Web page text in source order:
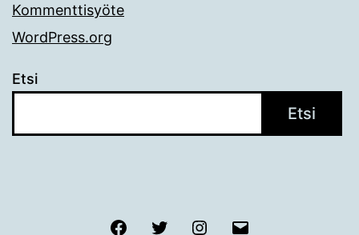
Kommenttisyöte
WordPress.org
Etsi
Etsi
FacebookTwitter Instagram